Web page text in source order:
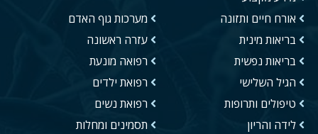
אורח חיים ותזונה
בריאות מינית
בריאות נפשית
הגיל השלישי
טיפולים ותרופות
לידה והריון
מערכות גוף האדם
עזרה ראשונה
רפואה מונעת
רפואת ילדים
רפואת נשים
תסמינים ומחלות